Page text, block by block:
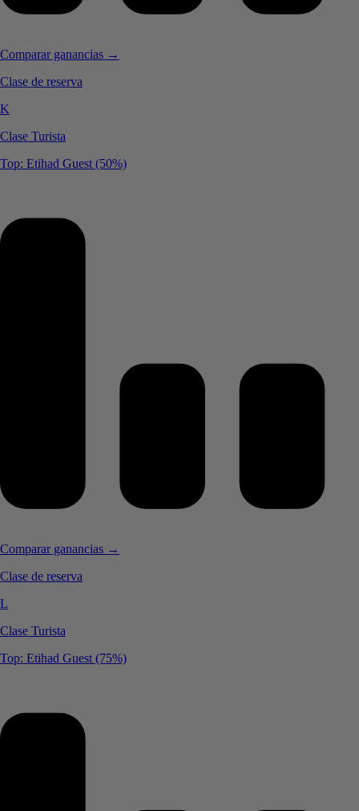
Comparar ganancias →
Clase de reserva
K
Clase Turista
Top: Etihad Guest (50%)
Comparar ganancias →
Clase de reserva
L
Clase Turista
Top: Etihad Guest (75%)